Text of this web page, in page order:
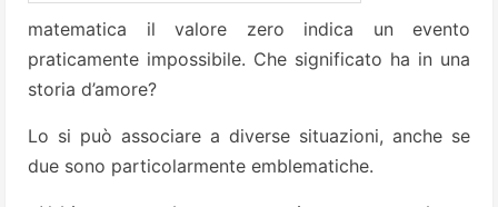
matematica il valore zero indica un evento
praticamente impossibile. Che significato ha in una
storia d’amore?
Lo si può associare a diverse situazioni, anche se
due sono particolarmente emblematiche.